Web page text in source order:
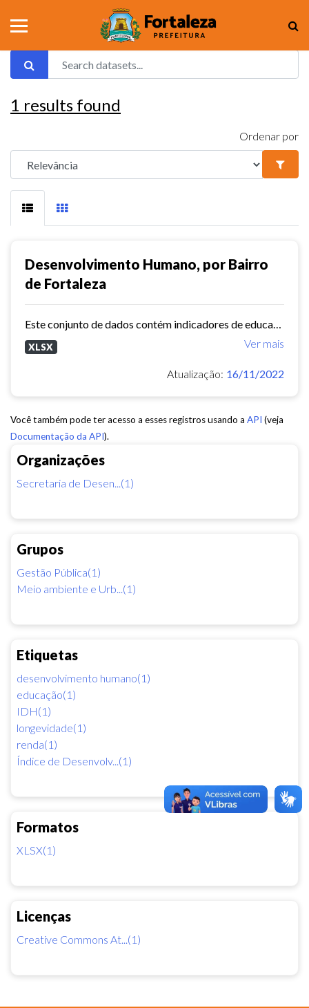
Organizações
Secretaria de Desen...(1)
Grupos
Gestão Pública(1)
Meio ambiente e Urb...(1)
Etiquetas
desenvolvimento humano(1)
educação(1)
IDH(1)
longevidade(1)
renda(1)
Índice de Desenvolv...(1)
Formatos
XLSX(1)
Licenças
Creative Commons At...(1)
1 results found
Ordenar por
Desenvolvimento Humano, por Bairro
de Fortaleza
Ver mais
XLSX
Atualização: 16/11/2022
Você também pode ter acesso a esses registros usando a API (veja
Documentação da API).